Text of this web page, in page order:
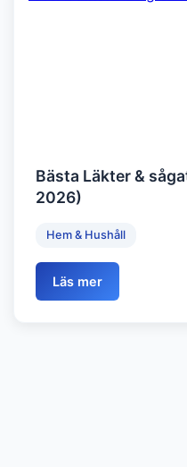
Bästa Läkter &
2026)
Hem & Hushåll
Läs mer